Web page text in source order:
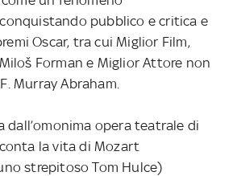
pubblico e critica e
Oscar, tra cui Miglior Film,
Forman e Miglior Attore non
Murray Abraham.
dall’omonima opera teatrale di
la vita di Mozart
strepitoso Tom Hulce)